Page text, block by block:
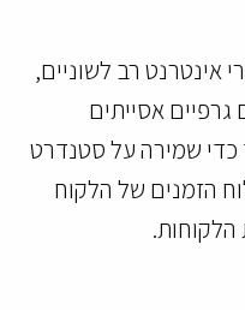
אינטרנט רב לשוניים,
אסייתים
שמירה על סטנדרט
הזמנים של הלקוח
הלקוחות.